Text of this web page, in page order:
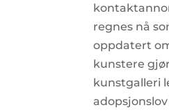
regnes nå
oppdatert
kunstere
kunstgalleri